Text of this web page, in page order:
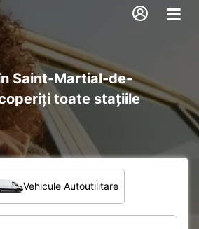
Saint-Martial-de-
toate stațiile
Vehicule Autoutilitare